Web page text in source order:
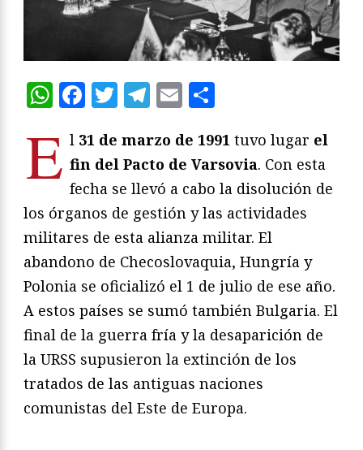
WhatsApp
Facebook
Twitter
Telegram
Email
E l 31 de marzo de 1991 tuvo lugar el
fin del Pacto de Varsovia. Con esta
fecha se llevó a cabo la disolución de
los órganos de gestión y las actividades
militares de esta alianza militar. El
abandono de Checoslovaquia, Hungría y
Polonia se oficializó el 1 de julio de ese año.
A estos países se sumó también Bulgaria. El
final de la guerra fría y la desaparición de
la URSS supusieron la extinción de los
tratados de las antiguas naciones
comunistas del Este de Europa.